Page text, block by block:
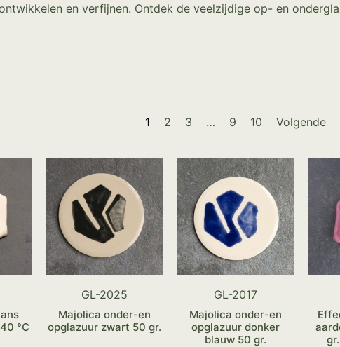
en verfijnen. Ontdek de veelzijdige op- en
1 2 3 … 9 10 Volgende
°C
GL-2025
Majolica onder-en
opglazuur zwart 50 gr.
GL-2017
Majolica onder-en
opglazuur donker
blauw 50 gr.